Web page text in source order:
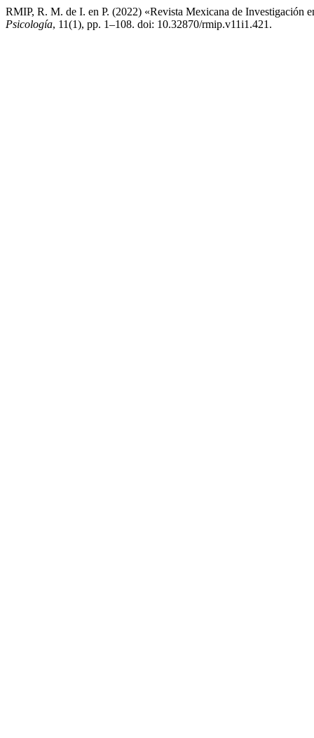
RMIP, R. M. de I. en P. (2022) «Revista Mexicana de Investigación
Psicología, 11(1), pp. 1–108. doi: 10.32870/rmip.v11i1.421.